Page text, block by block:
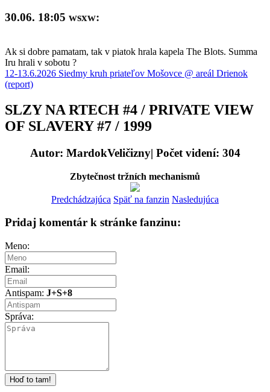
30.06. 18:05 wsxw:
Ak si dobre pamatam, tak v piatok hrala kapela The Blots. Summa
Iru hrali v sobotu ?
12-13.6.2026 Siedmy kruh priateľov Mošovce @ areál Drienok
(report)
SLZY NA RTECH #4 / PRIVATE VIEW
OF SLAVERY #7 / 1999
Autor: MardokVeličizny| Počet videní: 304
Zbytečnost tržních mechanismů
Predchádzajúca Späť na fanzin Nasledujúca
Pridaj komentár k stránke fanzinu:
Meno:
Email:
Antispam: J+S+8
Správa: